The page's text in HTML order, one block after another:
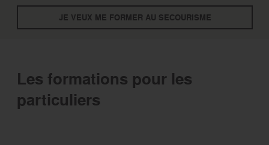
JE VEUX ME FORMER AU SECOURISME
Les formations pour les
particuliers